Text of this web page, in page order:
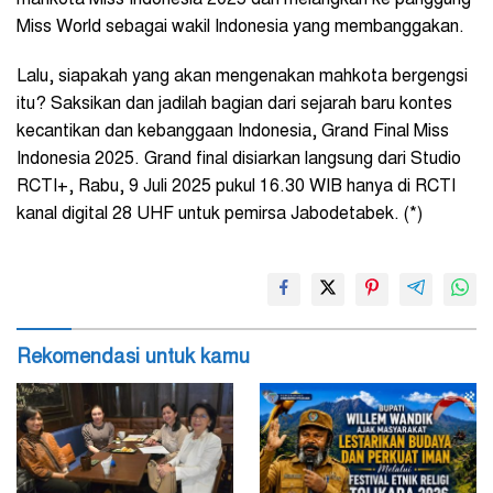
Miss World sebagai wakil Indonesia yang membanggakan.
Lalu, siapakah yang akan mengenakan mahkota bergengsi
itu? Saksikan dan jadilah bagian dari sejarah baru kontes
kecantikan dan kebanggaan Indonesia, Grand Final Miss
Indonesia 2025. Grand final disiarkan langsung dari Studio
RCTI+, Rabu, 9 Juli 2025 pukul 16.30 WIB hanya di RCTI
kanal digital 28 UHF untuk pemirsa Jabodetabek. (*)
Rekomendasi untuk kamu